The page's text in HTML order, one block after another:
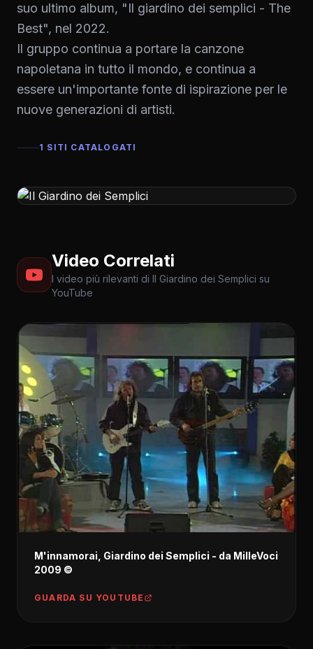
suo ultimo album, "Il giardino dei semplici - The
Best", nel 2022.
Il gruppo continua a portare la canzone
napoletana in tutto il mondo, e continua a
essere un'importante fonte di ispirazione per le
nuove generazioni di artisti.
1 SITI CATALOGATI
Video Correlati
I video più rilevanti di Il Giardino dei Semplici su
YouTube
M'innamorai, Giardino dei Semplici - da MilleVoci
2009 ©
GUARDA SU YOUTUBE